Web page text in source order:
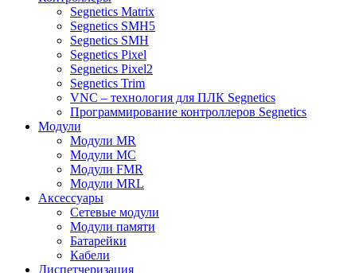
Segnetics Matrix
Segnetics SMH5
Segnetics SMH
Segnetics Pixel
Segnetics Pixel2
Segnetics Trim
VNC – технология для ПЛК Segnetics
Программирование контроллеров Segnetics
Модули
Модули MR
Модули MC
Модули FMR
Модули MRL
Аксеcсуары
Сетевые модули
Модули памяти
Батарейки
Кабели
Диспетчеризация